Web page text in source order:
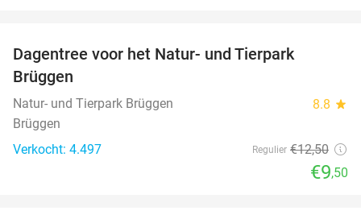
Dagentree voor het Natur- und Tierpark
Brüggen
Natur- und Tierpark Brüggen 8.8 star
Brüggen
Verkocht: 4.497
Regulier €12,50
€9,50